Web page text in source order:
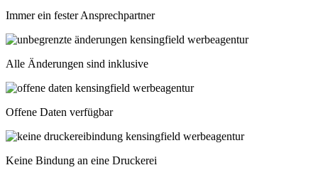
Immer ein fester Ansprechpartner
Alle Änderungen sind inklusive
Offene Daten verfügbar
Keine Bindung an eine Druckerei